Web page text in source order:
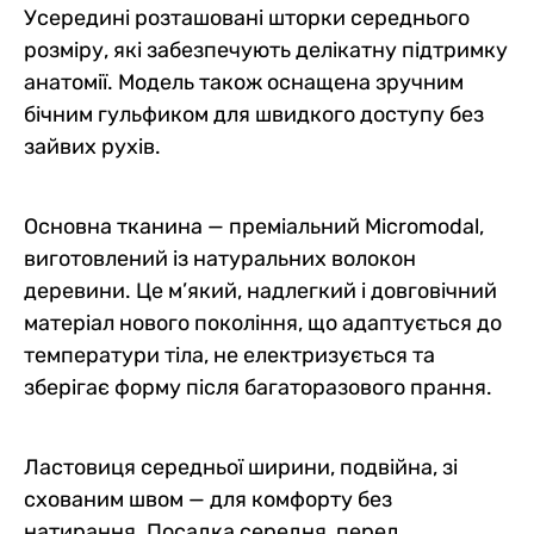
Усередині розташовані шторки середнього
розміру, які забезпечують делікатну підтримку
анатомії. Модель також оснащена зручним
бічним гульфиком для швидкого доступу без
зайвих рухів.
Основна тканина — преміальний Micromodal,
виготовлений із натуральних волокон
деревини. Це м’який, надлегкий і довговічний
матеріал нового покоління, що адаптується до
температури тіла, не електризується та
зберігає форму після багаторазового прання.
Ластовиця середньої ширини, подвійна, зі
схованим швом — для комфорту без